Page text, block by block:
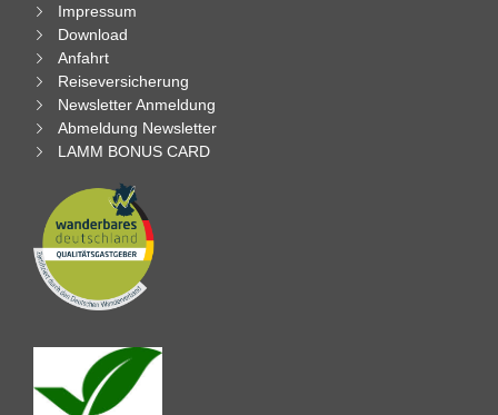
Impressum
Download
Anfahrt
Reiseversicherung
Newsletter Anmeldung
Abmeldung Newsletter
LAMM BONUS CARD